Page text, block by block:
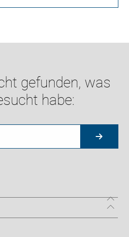
gefunden, was
habe: